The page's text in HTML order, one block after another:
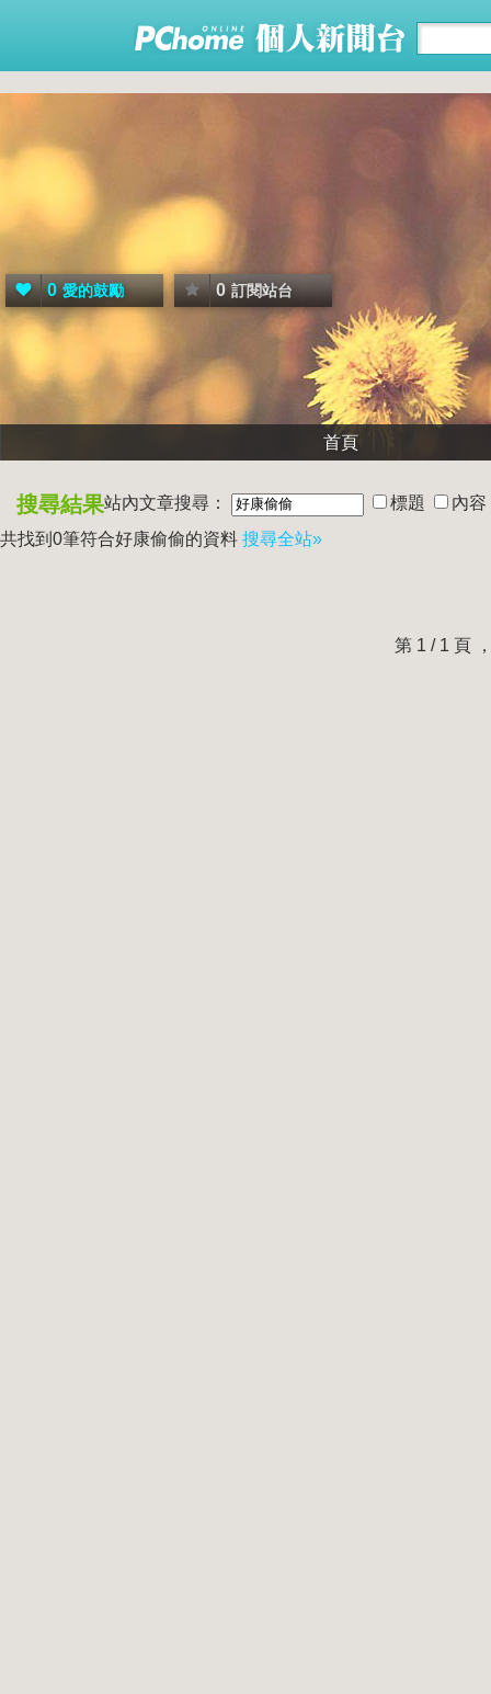
0 愛的鼓勵 0 訂閱站台
首頁
搜尋結果站內文章搜尋： 標題
內容
共找到0筆符合好康偷偷的資料 搜尋全站»
第 1 / 1